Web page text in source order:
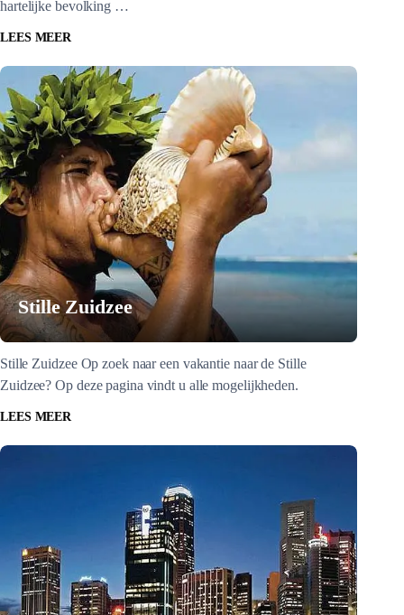
hartelijke bevolking …
LEES MEER
Stille Zuidzee
Stille Zuidzee Op zoek naar een vakantie naar de Stille
Zuidzee? Op deze pagina vindt u alle mogelijkheden.
LEES MEER